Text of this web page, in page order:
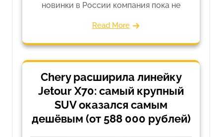
новинки в России компания пока не
Read More
Chery расширила линейку
Jetour X70: самый крупный
SUV оказался самым
дешёвым (от 588 000 рублей)